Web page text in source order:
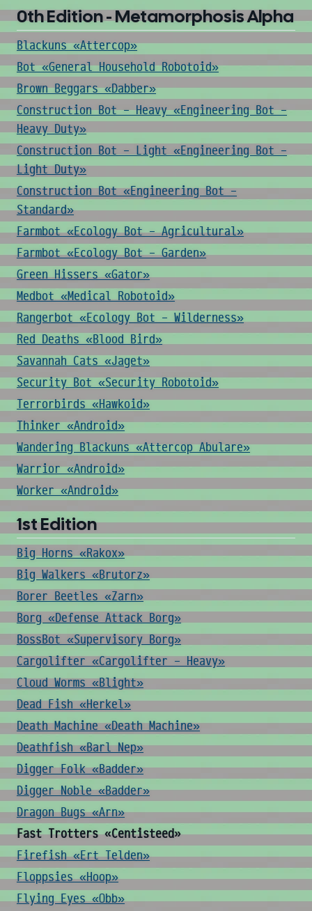
0th Edition - Metamorphosis Alpha
Blackuns «Attercop»
Bot «General Household Robotoid»
Brown Beggars «Dabber»
Construction Bot - Heavy «Engineering Bot -
Heavy Duty»
Construction Bot - Light «Engineering Bot -
Light Duty»
Construction Bot «Engineering Bot -
Standard»
Farmbot «Ecology Bot - Agricultural»
Farmbot «Ecology Bot - Garden»
Green Hissers «Gator»
Medbot «Medical Robotoid»
Rangerbot «Ecology Bot - Wilderness»
Red Deaths «Blood Bird»
Savannah Cats «Jaget»
Security Bot «Security Robotoid»
Terrorbirds «Hawkoid»
Thinker «Android»
Wandering Blackuns «Attercop Abulare»
Warrior «Android»
Worker «Android»
1st Edition
Big Horns «Rakox»
Big Walkers «Brutorz»
Borer Beetles «Zarn»
Borg «Defense Attack Borg»
BossBot «Supervisory Borg»
Cargolifter «Cargolifter - Heavy»
Cloud Worms «Blight»
Dead Fish «Herkel»
Death Machine «Death Machine»
Deathfish «Barl Nep»
Digger Folk «Badder»
Digger Noble «Badder»
Dragon Bugs «Arn»
Fast Trotters «Centisteed»
Firefish «Ert Telden»
Floppsies «Hoop»
Flying Eyes «Obb»